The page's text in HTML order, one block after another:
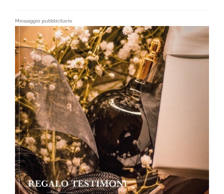
Messaggio pubblicitario